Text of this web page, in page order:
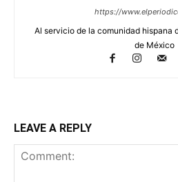
https://
Al servicio de la comunidad hispana
de México
LEAVE A REPLY